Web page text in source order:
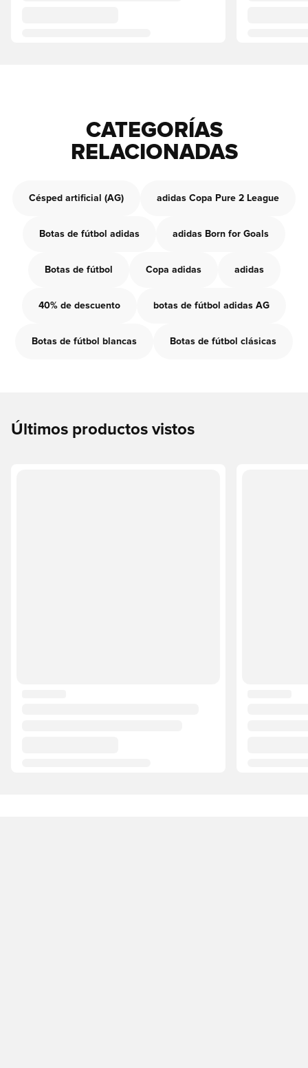
CATEGORÍAS
RELACIONADAS
Césped artificial (AG) adidas Copa Pure 2 League
Botas de fútbol adidas adidas Born for Goals
Botas de fútbol Copa adidas adidas
40% de descuento botas de fútbol adidas AG
Botas de fútbol blancas Botas de fútbol clásicas
Últimos productos vistos